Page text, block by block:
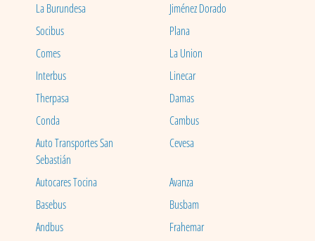
La Burundesa
Jiménez Dorado
Socibus
Plana
Comes
La Union
Interbus
Linecar
Therpasa
Damas
Conda
Cambus
Auto Transportes San
Sebastián
Cevesa
Autocares Tocina
Avanza
Basebus
Busbam
Andbus
Frahemar